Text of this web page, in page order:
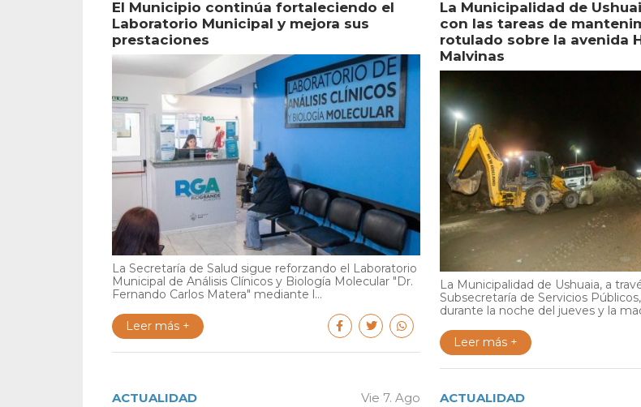
El Municipio continúa fortaleciendo el
Laboratorio Municipal y mejora sus
prestaciones
La Secretaría de Salud sigue reforzando el Laboratorio
Municipal de Análisis Clínicos y Biología Molecular "Dr.
Fernando Carlos Matera" mediante l...
Leer más +
La Municipalidad de
con las tareas de
rotulado sobre la avenida
Malvinas
La Municipalidad de Ushuaia, a
Subsecretaría de Servicios
durante la noche del jueves y la
Leer más +
ACTUALIDAD Vie 7. Ago ACTUALIDAD